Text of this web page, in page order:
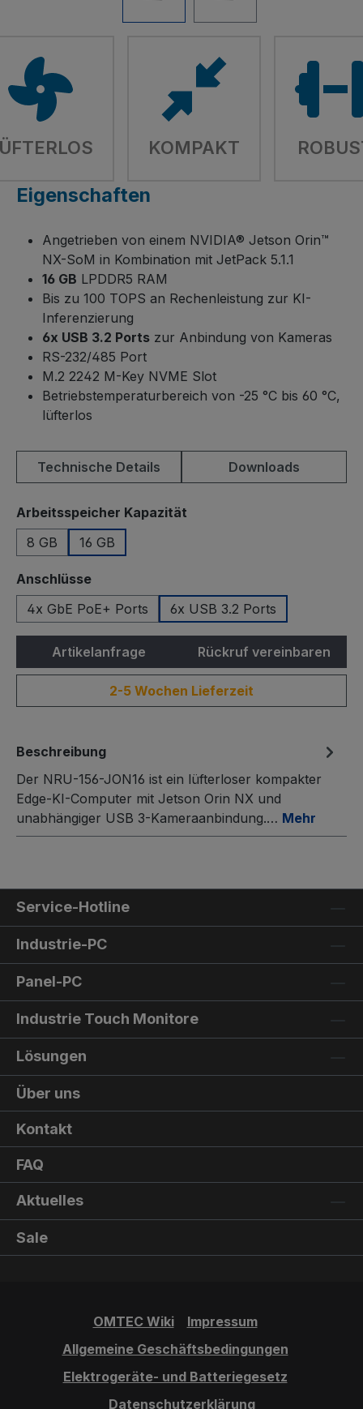
KOMPAKT
Eigenschaften
Angetrieben von einem NVIDIA® Jetson Orin™
NX-SoM in Kombination mit JetPack 5.1.1
16 GB LPDDR5 RAM
Bis zu 100 TOPS an Rechenleistung zur KI-
Inferenzierung
6x USB 3.2 Ports zur Anbindung von Kameras
RS-232/485 Port
M.2 2242 M-Key NVME Slot
Betriebstemperaturbereich von -25 °C bis 60 °C,
lüfterlos
Technische Details Downloads
Arbeitsspeicher Kapazität
8 GB
16 GB
Anschlüsseauswählen
4x GbE PoE+ Ports
6x USB 3.2 Ports
Artikelanfrage Rückruf vereinbaren
2-5 Wochen Lieferzeit
Beschreibung
Der NRU-156-JON16 ist ein lüfterloser kompakter
Edge-KI-Computer mit Jetson Orin NX und
unabhängiger USB 3-Kameraanbindung.… Mehr
Service-Hotline
Industrie-PC
Panel-PC
Industrie Touch Monitore
Lösungen
Über uns
Kontakt
FAQ
Aktuelles
Sale
OMTEC Wiki
Impressum
Allgemeine Geschäftsbedingungen
Elektrogeräte- und Batteriegesetz
Datenschutzerklärung